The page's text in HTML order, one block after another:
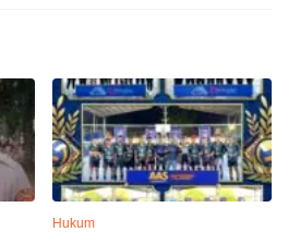
Hukum